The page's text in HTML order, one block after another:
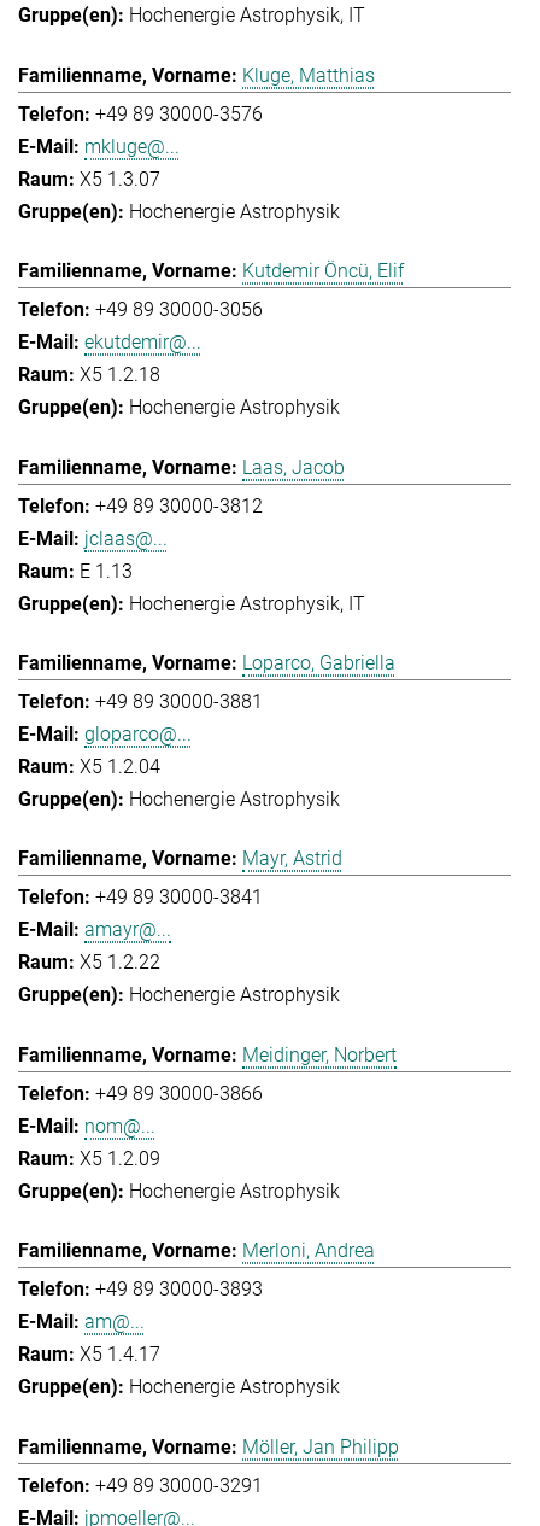
Hochenergie Astrophysik IT
Kluge, Matthias
+49 89 30000-3576
mkluge@...
X5 1.3.07
Hochenergie Astrophysik
Kutdemir Öncü, Elif
+49 89 30000-3056
ekutdemir@...
X5 1.2.18
Hochenergie Astrophysik
Laas, Jacob
+49 89 30000-3812
jclaas@...
E 1.13
Hochenergie Astrophysik IT
Loparco, Gabriella
+49 89 30000-3881
gloparco@...
X5 1.2.04
Hochenergie Astrophysik
Mayr, Astrid
+49 89 30000-3841
amayr@...
X5 1.2.22
Hochenergie Astrophysik
Meidinger, Norbert
+49 89 30000-3866
nom@...
X5 1.2.09
Hochenergie Astrophysik
Merloni, Andrea
+49 89 30000-3893
am@...
X5 1.4.17
Hochenergie Astrophysik
Möller, Jan Philipp
+49 89 30000-3291
jpmoeller@...